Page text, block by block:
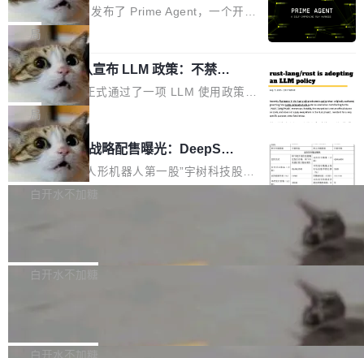
r Day）将在杭州启航。活动面向智能硬件产业
链企业和开发者，邀请行业专家与资深技术顾
问，围绕开源鸿蒙技术能力、设备适配、芯片适
配、功耗与稳定性调优、兼容性测评及统一互联
等内容展开系统讲解和实战交流，帮助企业进一
步了解开源鸿蒙在智能...
opilot coding agent 全部受影响。从检测到完全
恢复，大约 12 小时。 这是 2026 年 8 月的第六
起事故，其中四起与 AI/Copilot 服务相关。 Git
Hub 员工 kdaigle 在 HN 讨论中贴出了一组数
据：2025 年全年 10 亿次 commit。现在，每周
2.75 亿次，全年预计 140 亿次。GitHub...
进的编程 Agent，ARC-AGI 3 超越人类
专家基线
Prime Intellect 发布了 Prime Agent，一个开源
的编程 Agent Harness，核心设计围绕两个抽
象：Recursive Language Model（RLM）和 C
ontinual Harness。在 ARC-AGI 3 基准测试
上，Prime Agent + Opus 5 的组合达到了 95.
5% RHAE Best@1，超过了 ARC 报告的人类专
家基线 95.4%。 不是又一个 coding agent 包装
器 Prime Agent 的架构和市面上大多数 coding
agent 有本质区别。大多数 agent harness 的设
计是基于早期模型的能力—...
局
Rust 项目团队宣布 LLM 政策：不禁
止，但你要承认哪些代码不是你写的
Rust 语言项目正式通过了一项 LLM 使用政策，
覆盖 rust-lang/rust 单一仓库的代码贡献。这不
是项目级别的官方立场，目前由五个团队采纳，
但它可能是主流开源项目中关于 AI 辅助贡献最
细致的一份规则。 政策的核心只有一句话：LLM
可以用来分析、提炼、审阅、建议，但不能用来
不得生成涉及安全性的关键变更，除非作者本身
局
宇树科技 IPO 战略配售曝光：DeepSe
ek 获配 93.3 万股，锁定 36 个月
8月6日晚间，“人形机器人第一股”宇树科技股份
有限公司披露IPO发行价格及战略配售结果，杭
36个月。 公告显示，本次宇树科技战略配售对
员工参与设立的专项资产管理计划。其中，Dee
白开水不加糖
Bug fixes and enhancements 修复多次传递同
一个回归问题，该问题导致拉取镜像时会拒绝包
白开水不加糖
e 孵化器项目管理委员会（IPMC）投票中获得
白开水不加糖